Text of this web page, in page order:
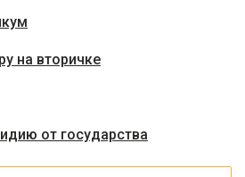
на вторичке
от государства